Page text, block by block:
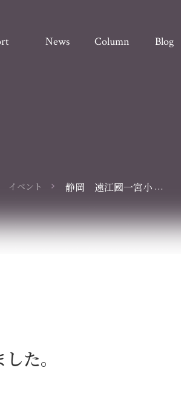
News Column Blog
イベント
静岡 遠江國一宮小
を行いました。
...
た。